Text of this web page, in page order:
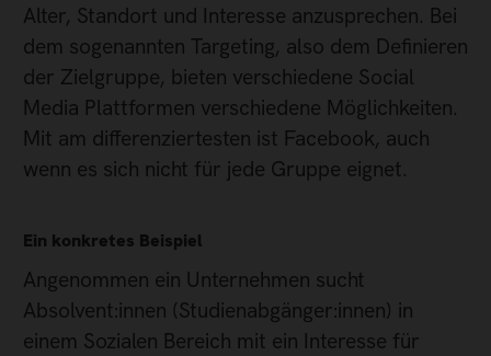
Alter, Standort und Interesse anzusprechen. Bei
dem sogenannten Targeting, also dem Definieren
der Zielgruppe, bieten verschiedene Social
Media Plattformen verschiedene Möglichkeiten.
Mit am differenziertesten ist Facebook, auch
wenn es sich nicht für jede Gruppe eignet.
Ein konkretes Beispiel
Angenommen ein Unternehmen sucht
Absolvent:innen (Studienabgänger:innen) in
einem Sozialen Bereich mit ein Interesse für